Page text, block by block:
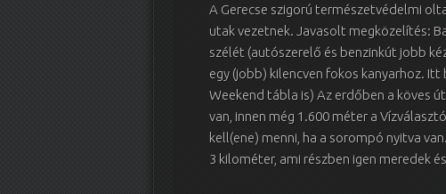
A Gerecse szigorú természetvédelmi
utak vezetnek. Javasolt megközelítés:
szélét (autószerelő és benzinkút jobb
egy (jobb) kilencven fokos kanyarhoz.
Weekend tábla is) Az erdőben a köves
van, innen még 1.600 méter a
kell(ene) menni, ha a sorompó nyitva
3 kilométer, ami részben igen meredek